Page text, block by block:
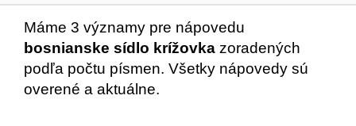
Máme 3 významy pre nápovedu
bosnianske sídlo krížovka zoradených
podľa počtu písmen. Všetky nápovedy sú
overené a aktuálne.